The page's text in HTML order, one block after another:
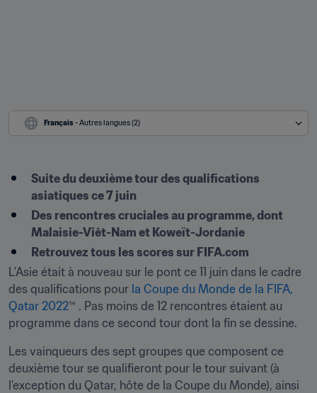
Français - Autres langues (2)
Suite du deuxième tour des qualifications
asiatiques ce 7 juin
Des rencontres cruciales au programme, dont
Malaisie-Viêt-Nam et Koweït-Jordanie
Retrouvez tous les scores sur FIFA.com
L'Asie était à nouveau sur le pont ce 11 juin dans le cadre
des qualifications pour la Coupe du Monde de la FIFA,
Qatar 2022™ . Pas moins de 12 rencontres étaient au
programme dans ce second tour dont la fin se dessine.
Les vainqueurs des sept groupes que composent ce
deuxième tour se qualifieront pour le tour suivant (à
l'exception du Qatar, hôte de la Coupe du Monde), ainsi